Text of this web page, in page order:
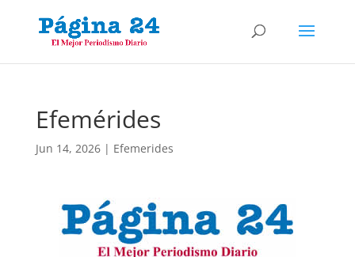
Efemérides
Jun 14, 2026| Efemerides